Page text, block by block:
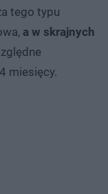
tego typu
a w skrajnych
miesięcy.